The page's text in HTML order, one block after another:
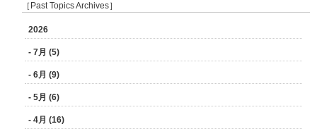
［Past Topics Archives］
2026
- 7月 (5)
- 6月 (9)
- 5月 (6)
- 4月 (16)